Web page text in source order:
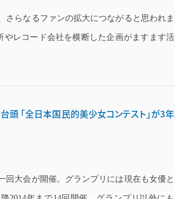
さらなるファンの拡大につながると思われま
レコード会社を横断した企画がますます活
頭 「全日本国民的美少女コンテスト」が3年
回大会が開催。グランプリには現在も女優と